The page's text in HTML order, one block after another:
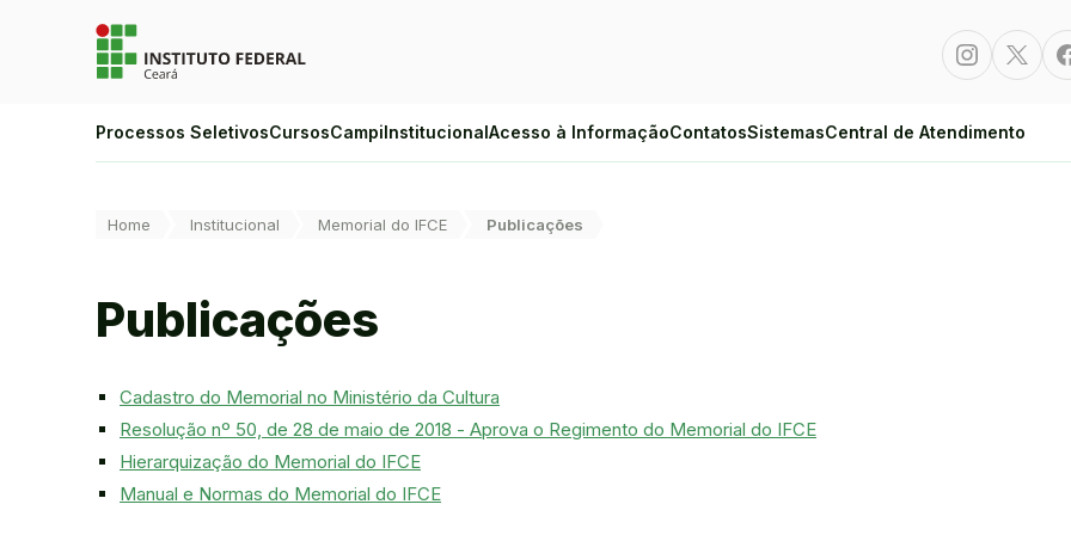
Ir para a busca
Ir para o menu principal
Ir para o conteúdo
Alto Contraste
Login da Área Administrativa
Acessibilidade
Instagram
Processos SeletivosCursosCampiInstitucionalAcesso à InformaçãoContatosSistemasCentral de Atendimento
Você está aqui:
Home Institucional Memorial do IFCE Publicações
Publicações
Cadastro do Memorial no Ministério da Cultura
Resolução nº 50, de 28 de maio de 2018 - Aprova o Regimento do Memorial do IFCE
Hierarquização do Memorial do IFCE
Manual e Normas do Memorial do IFCE